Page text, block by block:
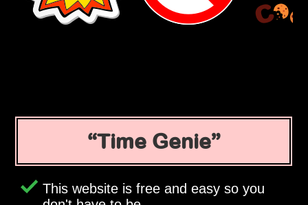
Time Genie
This website is free and easy so you